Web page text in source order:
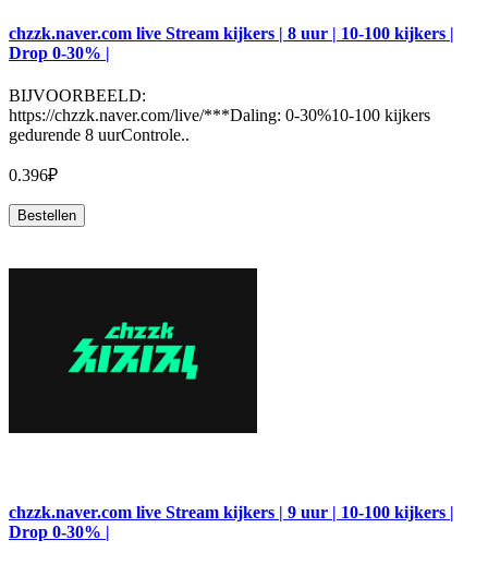
chzzk.naver.com live Stream kijkers | 8 uur | 10-100 kijkers |
Drop 0-30% |
BIJVOORBEELD:
https://chzzk.naver.com/live/***Daling: 0-30%10-100 kijkers
gedurende 8 uurControle..
0.396₽
Bestellen
chzzk.naver.com live Stream kijkers | 9 uur | 10-100 kijkers |
Drop 0-30% |